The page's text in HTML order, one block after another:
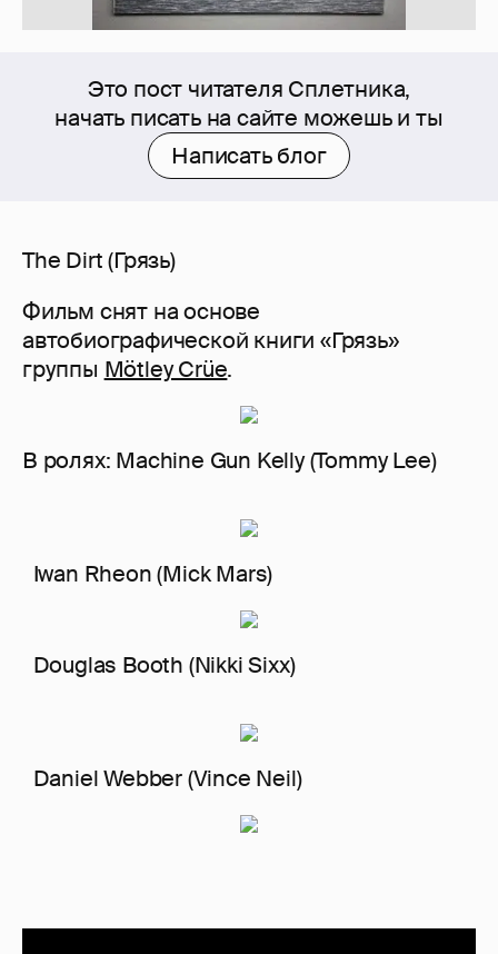
Это пост читателя Сплетника,
начать писать на сайте можешь и ты
Написать блог
The Dirt (Грязь)
Фильм снят на основе
автобиографической книги «Грязь»
группы Mötley Crüe.
В ролях: Machine Gun Kelly (Tommy Lee)
Iwan Rheon (Mick Mars)
Douglas Booth (Nikki Sixx)
Daniel Webber (Vince Neil)